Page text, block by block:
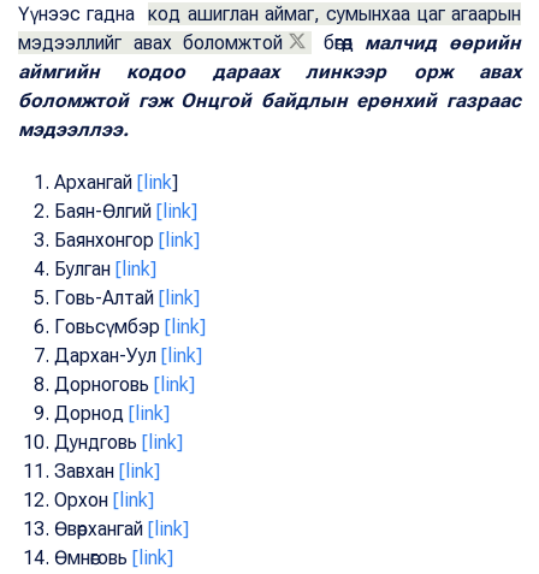
Үүнээс гаднакод ашиглан аймаг, сумынхаа цаг агаарын
мэдээллийг авах боломжтой
бөгөөд малчид өөрийн
аймгийн кодоо дараах линкээр орж авах
боломжтой гэж Онцгой байдлын ерөнхий газраас
мэдээллээ.
Архангай [link]
Баян-Өлгий [link]
Баянхонгор [link]
Булган [link]
Говь-Алтай [link]
Говьсүмбэр [link]
Дархан-Уул [link]
Дорноговь [link]
Дорнод [link]
Дундговь [link]
Завхан [link]
Орхон [link]
Өвөрхангай [link]
Өмнөговь [link]